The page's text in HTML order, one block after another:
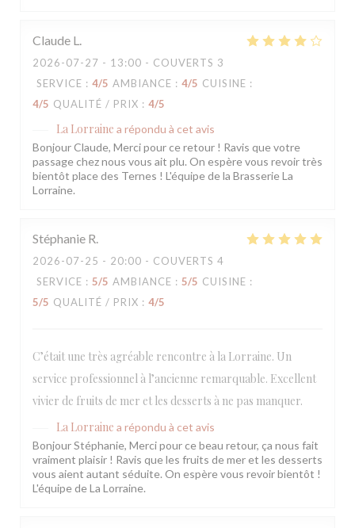
Claude L
2026-07-27 - 13:00 - COUVERTS 3
SERVICE : 4/5 AMBIANCE : 4/5 CUISINE :
4/5 QUALITÉ / PRIX : 4/5
La Lorraine a répondu à cet avis
Bonjour Claude, Merci pour ce retour ! Ravis que votre
passage chez nous vous ait plu. On espère vous revoir très
bientôt place des Ternes ! L'équipe de la Brasserie La
Lorraine.
Stéphanie R
2026-07-25 - 20:00 - COUVERTS 4
SERVICE : 5/5 AMBIANCE : 5/5 CUISINE :
5/5 QUALITÉ / PRIX : 4/5
C’était une très agréable rencontre à la Lorraine. Un
service professionnel à l’ancienne remarquable. Excellent
vivier de fruits de mer et les desserts à ne pas manquer.
La Lorraine a répondu à cet avis
Bonjour Stéphanie, Merci pour ce beau retour, ça nous fait
vraiment plaisir ! Ravis que les fruits de mer et les desserts
vous aient autant séduite. On espère vous revoir bientôt !
L'équipe de La Lorraine.